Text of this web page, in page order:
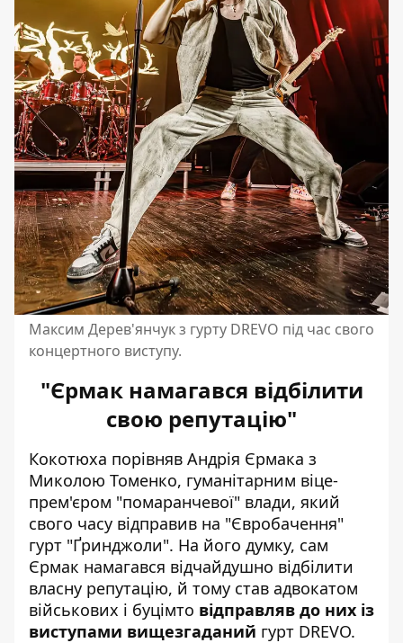
Максим Дерев'янчук з гурту DREVO під час свого
концертного виступу.
"Єрмак намагався відбілити
свою репутацію"
Кокотюха порівняв Андрія Єрмака з
Миколою Томенко, гуманітарним віце-
прем'єром "помаранчевої" влади, який
свого часу відправив на "Євробачення"
гурт "Ґринджоли". На його думку, сам
Єрмак намагався відчайдушно відбілити
власну репутацію, й тому став адвокатом
військових і буцімто відправляв до них із
виступами вищезгаданий гурт DREVO.